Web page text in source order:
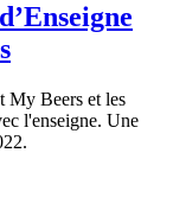
My Beers et les
l'enseigne. Une